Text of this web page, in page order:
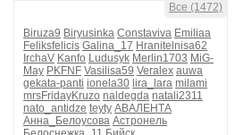
Все (1472)
Biruza9 Biryusinka Constaviva Emiliaa
Feliksfelicis Galina_17 Hranitelnisa62
IrchaV Kanfo Ludusyk Merlin1703 MiG-
May PKFNF Vasilisa59 Veralex auwa
gekata-panti ionela30 lira_lara milami
mrsFridayKruzo naldegda natali2311
nato_antidze teyty АВАЛЕНТА
Анна_Белоусова Астронель